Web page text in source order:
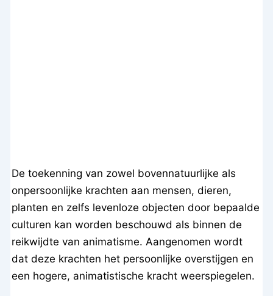
De toekenning van zowel bovennatuurlijke als
onpersoonlijke krachten aan mensen, dieren,
planten en zelfs levenloze objecten door bepaalde
culturen kan worden beschouwd als binnen de
reikwijdte van animatisme. Aangenomen wordt
dat deze krachten het persoonlijke overstijgen en
een hogere, animatistische kracht weerspiegelen.